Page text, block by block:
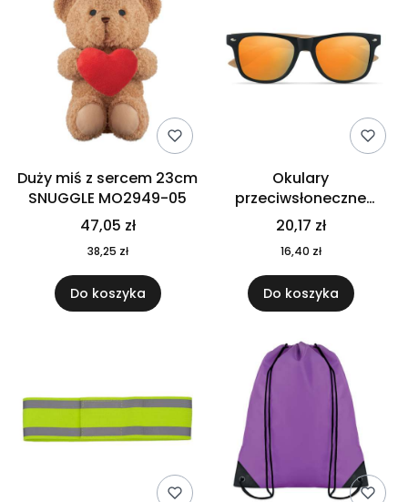
Duży miś z sercem 23cm
SNUGGLE MO2949-05
47,05 zł
38,25 zł
Do koszyka
Okulary
przeciwsłoneczne
CALIFORNIA TOUCH
MO9617-10
20,17 zł
16,40 zł
Do koszyka